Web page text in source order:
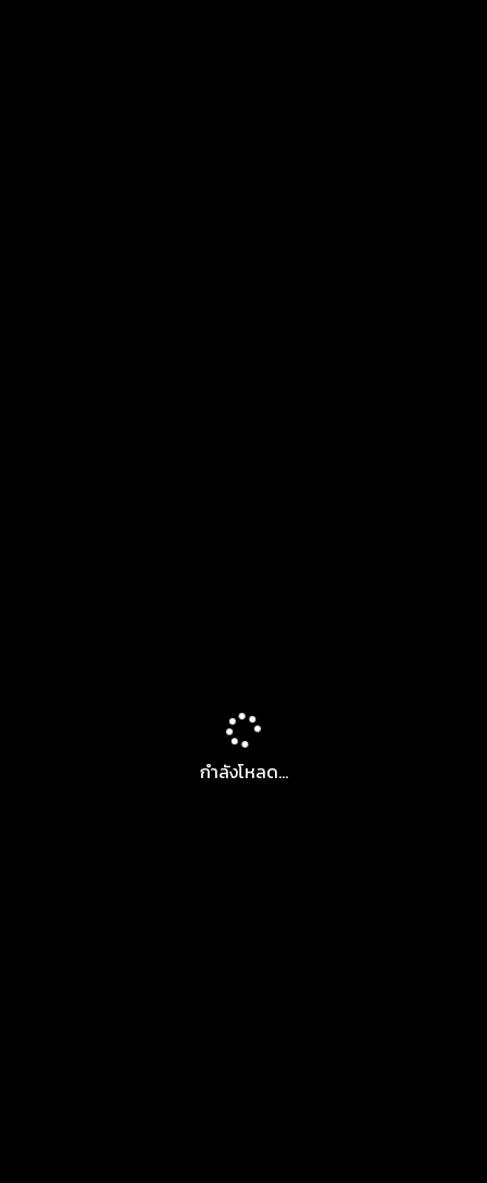
กำลังโหลด...